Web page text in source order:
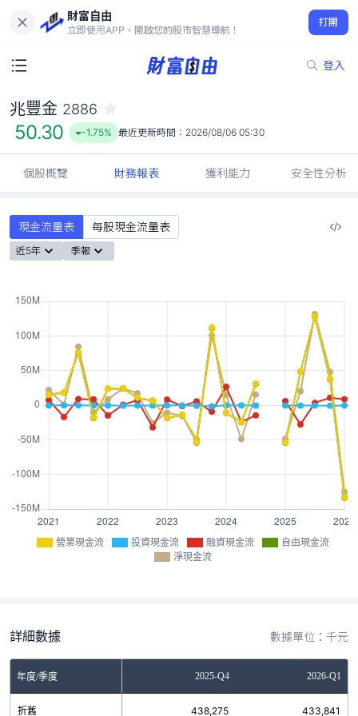
財富自由
立即使用APP，開啟您的股市智慧導航！
打開
登入
50.30
-1.75%
兆豐金 2886
50.30 -1.75% 最近更新時間： 2026/08/06 05:30
個股概覽 財務報表 獲利能力 安全性分析
現金流量表 每股現金流量表
近5年 季報
營業現金流 投資現金流 融資現金流
自由現金流
淨現金流
詳細數據 數據單位：千元
年度/季度 2025-Q4 2026-Q1
折舊 438,275 433,841